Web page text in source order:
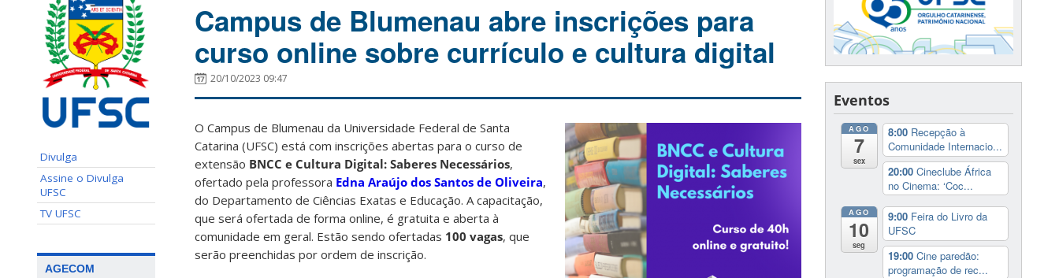
Divulga
Assine o Divulga
UFSC
TV UFSC
AGECOM
Campus de Blumenau abre inscrições para
curso online sobre currículo e cultura digital
20/10/2023 09:47
O Campus de Blumenau da Universidade Federal de Santa
Catarina (UFSC) está com inscrições abertas para o curso de
extensão BNCC e Cultura Digital: Saberes Necessários,
ofertado pela professora Edna Araújo dos Santos de Oliveira,
do Departamento de Ciências Exatas e Educação. A capacitação,
que será ofertada de forma online, é gratuita e aberta à
comunidade em geral. Estão sendo ofertadas 100 vagas, que
serão preenchidas por ordem de inscrição.
Eventos
AGO
7
sex
8:00 Recepção à
Comunidade Internacio...
20:00 Cineclube África
no Cinema: ‘Coc...
AGO
10
seg
9:00 Feira do Livro da
UFSC
19:00 Cine paredão:
programação de rec...